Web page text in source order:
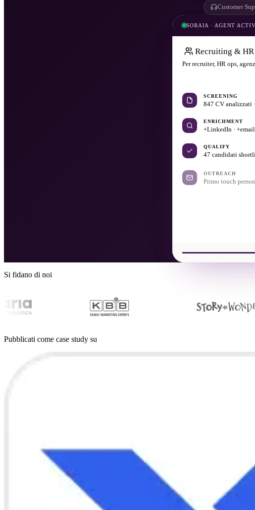
Customer
SORAIA · AGENT
Recruiting & HR
Per recruiter, HR ops,
SCREENING
847 CV analizzati
ENRICHMENT
+LinkedIn ·
QUALIFY
47 candidati
OUTREACH
Primo touch
Si fidano di noi
Pubblicati come case study su